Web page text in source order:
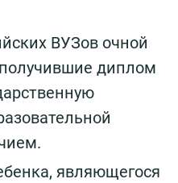
ВУЗов очной
диплом
являющегося